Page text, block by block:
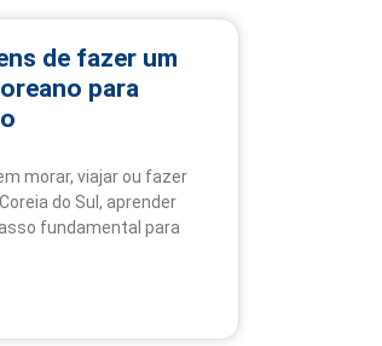
de fazer um
para
morar, viajar ou fazer
do Sul, aprender
fundamental para